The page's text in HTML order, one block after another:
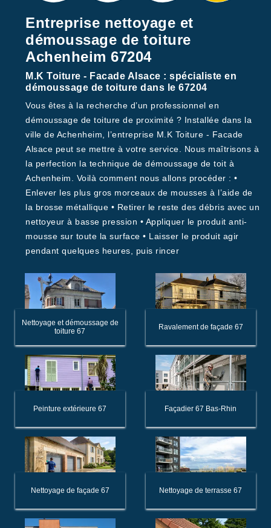
Entreprise nettoyage et
démoussage de toiture
Achenheim 67204
M.K Toiture - Facade Alsace : spécialiste en
démoussage de toiture dans le 67204
Vous êtes à la recherche d’un professionnel en
démoussage de toiture de proximité ? Installée dans la
ville de Achenheim, l’entreprise M.K Toiture - Facade
Alsace peut se mettre à votre service. Nous maîtrisons à
la perfection la technique de démoussage de toit à
Achenheim. Voilà comment nous allons procéder : •
Enlever les plus gros morceaux de mousses à l’aide de
la brosse métallique • Retirer le reste des débris avec un
nettoyeur à basse pression • Appliquer le produit anti-
mousse sur toute la surface • Laisser le produit agir
pendant quelques heures, puis rincer
Nettoyage et démoussage de
toiture 67
Ravalement de façade 67
Peinture extérieure 67 Façadier 67 Bas-Rhin
Nettoyage de façade 67 Nettoyage de terrasse 67